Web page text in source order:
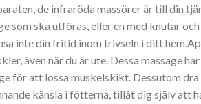
de infraröda massörer är till din
som ska utföras, eller en med knutar
inte din fritid inom trivseln i ditt
även när du är ute. Dessa massage
för att lossa muskelskikt. Dessutom
känsla i fötterna, tillåt dig själv att